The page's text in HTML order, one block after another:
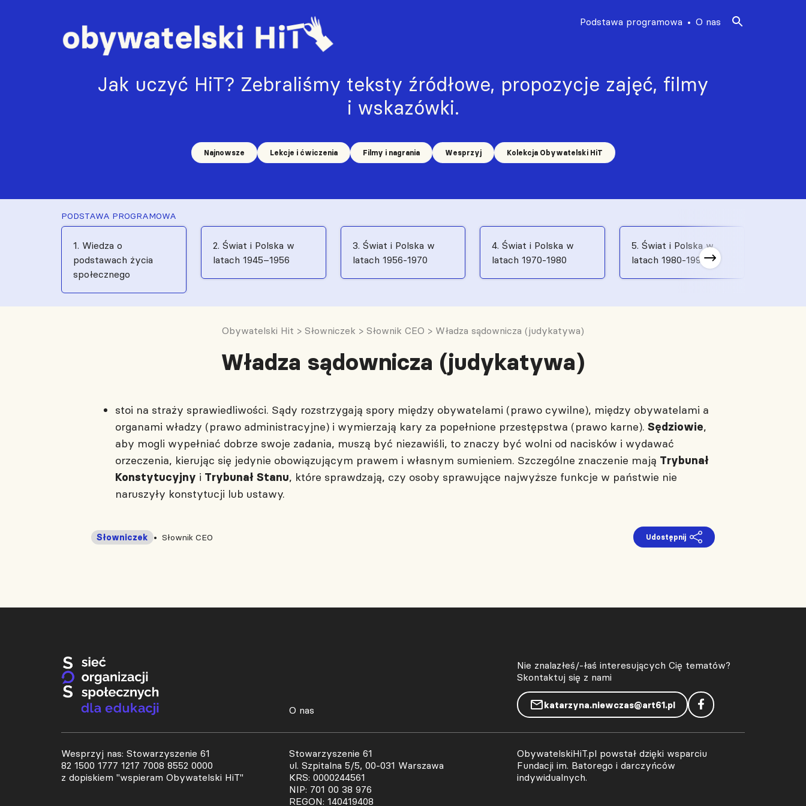
Jak uczyć HiT? Zebraliśmy teksty źródłowe, propozycje zajęć, filmy
i wskazówki.
Najnowsze Lekcje i ćwiczenia Filmy i nagrania Wesprzyj Kolekcja Obywatelski HiT
Podstawa programowa O nas
PODSTAWA PROGRAMOWA
1. Wiedza o
podstawach życia
społecznego
2. Świat i Polska w
latach 1945–1956
3. Świat i Polska w
latach 1956-1970
4. Świat i Polska w
latach 1970-1980
5. Świat i Polska w
latach 1980-1991
Obywatelski Hit > Słowniczek > Słownik CEO > Władza sądownicza (judykatywa)
Władza sądownicza (judykatywa)
stoi na straży sprawiedliwości. Sądy rozstrzygają spory między obywatelami (prawo cywilne), między obywatelami a
organami władzy (prawo administracyjne) i wymierzają kary za popełnione przestępstwa (prawo karne). Sędziowie,
aby mogli wypełniać dobrze swoje zadania, muszą być niezawiśli, to znaczy być wolni od nacisków i wydawać
orzeczenia, kierując się jedynie obowiązującym prawem i własnym sumieniem. Szczególne znaczenie mają Trybunał
Konstytucyjny i Trybunał Stanu, które sprawdzają, czy osoby sprawujące najwyższe funkcje w państwie nie
naruszyły konstytucji lub ustawy.
Słownik CEO
Słowniczek Udostępnij
O nas
Nie znalazłeś/-łaś interesujących Cię tematów?
Skontaktuj się z nami
katarzyna.niewczas@art61.pl
Wesprzyj nas: Stowarzyszenie 61
82 1500 1777 1217 7008 8552 0000
z dopiskiem "wspieram Obywatelski HiT"
Stowarzyszenie 61
ul. Szpitalna 5/5, 00-031 Warszawa
KRS: 0000244561
NIP: 701 00 38 976
REGON: 140419408
ObywatelskiHiT.pl powstał dzięki wsparciu
Fundacji im. Batorego i darczyńców
indywidualnych.